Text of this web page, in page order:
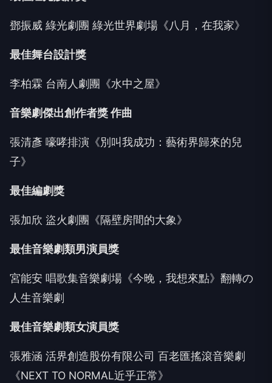
鄧振威 綠光劇團 綠光世界劇場《八月，在我家》
最佳舞台設計獎
李柏霖 台南人劇團《水中之屋》
音樂劇傑出創作者獎作曲
張清彥 嚎哮排演《別叫我成功：藝術界歸來的兒
子》
最佳編劇獎
張加欣 盜火劇團《隔壁房間的大象》
最佳音樂劇類男演員獎
宮能安 唱歌集音樂劇場《今晚，我想來點》翻轉の
人生音樂劇
最佳音樂劇類女演員獎
張雅涵 活界創造股份有限公司 百老匯搖滾音樂劇
《NEXT TO NORMAL近乎正常》